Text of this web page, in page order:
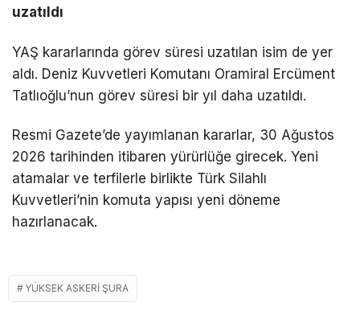
uzatıldı
YAŞ kararlarında görev süresi uzatılan isim de yer
aldı. Deniz Kuvvetleri Komutanı Oramiral Ercüment
Tatlıoğlu’nun görev süresi bir yıl daha uzatıldı.
Resmi Gazete’de yayımlanan kararlar, 30 Ağustos
2026 tarihinden itibaren yürürlüğe girecek. Yeni
atamalar ve terfilerle birlikte Türk Silahlı
Kuvvetleri’nin komuta yapısı yeni döneme
hazırlanacak.
YÜKSEK ASKERI ŞURA